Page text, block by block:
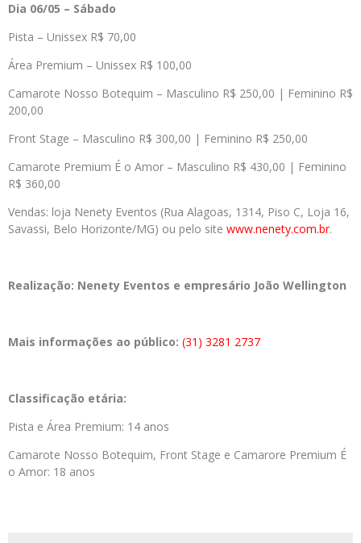
Dia 06/05 – Sábado
Pista – Unissex R$ 70,00
Área Premium – Unissex R$ 100,00
Camarote Nosso Botequim – Masculino R$ 250,00 | Feminino R$
200,00
Front Stage – Masculino R$ 300,00 | Feminino R$ 250,00
Camarote Premium É o Amor – Masculino R$ 430,00 | Feminino
R$ 360,00
Vendas: loja Nenety Eventos (Rua Alagoas, 1314, Piso C, Loja 16,
Savassi, Belo Horizonte/MG) ou pelo site www.nenety.com.br.
Realização: Nenety Eventos e empresário João Wellington
Mais informações ao público: (31) 3281 2737
Classificação etária:
Pista e Área Premium: 14 anos
Camarote Nosso Botequim, Front Stage e Camarore Premium É
o Amor: 18 anos